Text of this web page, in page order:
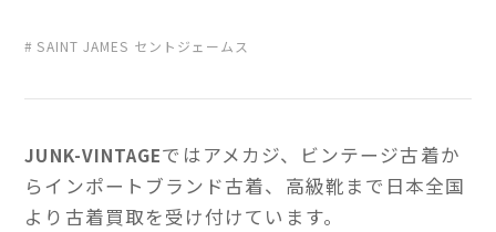
SAINT JAMES セントジェームス
JUNK-VINTAGEではアメカジ、ビンテージ古着か
らインポートブランド古着、高級靴まで日本全国
より古着買取を受け付けています。